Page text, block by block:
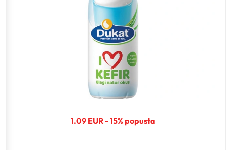
1.09 EUR - 15% popusta